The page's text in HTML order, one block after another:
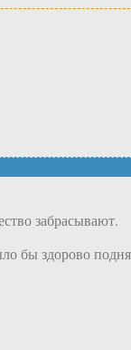
забрасывают.
бы здорово